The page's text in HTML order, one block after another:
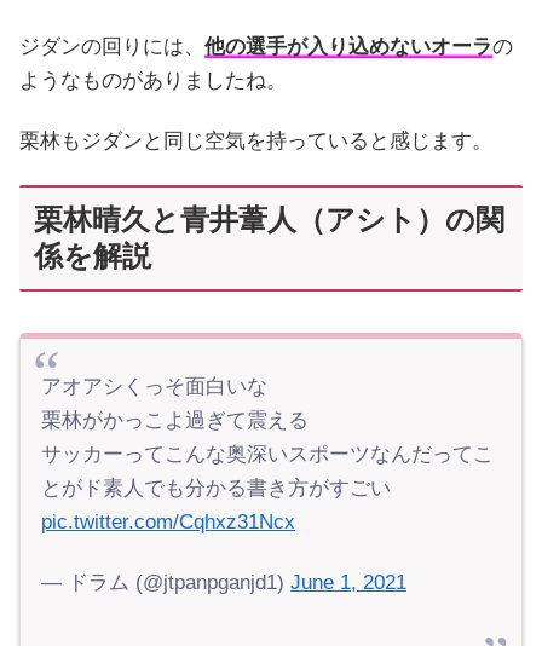
ジダンの回りには、 他の選手が入り込めないオーラの
ようなものがありましたね。
栗林もジダンと同じ空気を持っていると感じます。
栗林晴久と青井葦人（アシト）の関
係を解説
アオアシくっそ面白いな
栗林がかっこよ過ぎて震える
サッカーってこんな奥深いスポーツなんだってこ
とがド素人でも分かる書き方がすごい
pic.twitter.com/Cqhxz31Ncx
— ドラム (@jtpanpganjd1) June 1, 2021